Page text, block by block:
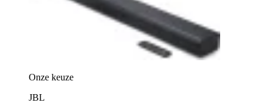
Onze keuze
JBL